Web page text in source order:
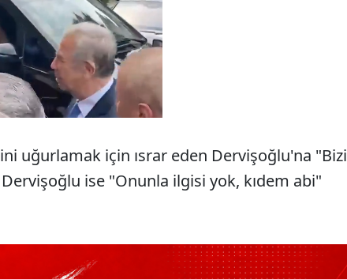
uğurlamak için ısrar eden Dervişoğlu'na "Bizi
Dervişoğlu ise "Onunla ilgisi yok, kıdem abi"